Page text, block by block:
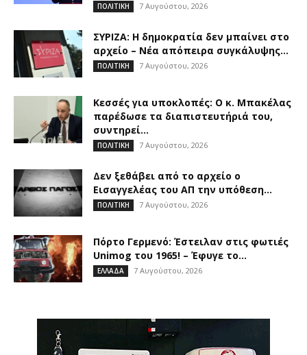
ΠΟΛΙΤΙΚΗ 7 Αυγούστου, 2026
ΣΥΡΙΖΑ: Η δημοκρατία δεν μπαίνει στο
αρχείο – Νέα απόπειρα συγκάλυψης...
ΠΟΛΙΤΙΚΗ 7 Αυγούστου, 2026
Κεσσές για υποκλοπές: Ο κ. Μπακέλας
παρέδωσε τα διαπιστευτήριά του,
συντηρεί...
ΠΟΛΙΤΙΚΗ 7 Αυγούστου, 2026
Δεν ξεθάβει από το αρχείο ο
Εισαγγελέας του ΑΠ την υπόθεση...
ΠΟΛΙΤΙΚΗ 7 Αυγούστου, 2026
Πόρτο Γερμενό: Έστειλαν στις φωτιές
Unimog του 1965! – Έφυγε το...
ΕΛΛΑΔΑ 7 Αυγούστου, 2026